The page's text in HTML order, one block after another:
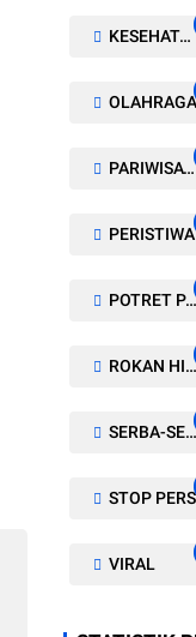
KESEHATAN
OLAHRAGA
PARIWISATA
PERISTIWA
POTRET PARLEMEN
ROKAN HILIR
SERBA-SERBI
STOP PERS
VIRAL